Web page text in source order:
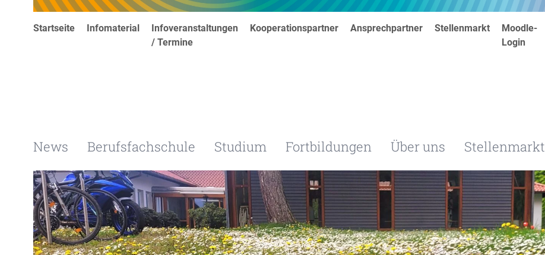
Startseite Infomaterial
Infoveranstaltungen
/ Termine
Kooperationspartner Ansprechpartner Stellenmarkt
Moodle-
Login
News Berufsfachschule Studium Fortbildungen Über uns Stellenmarkt